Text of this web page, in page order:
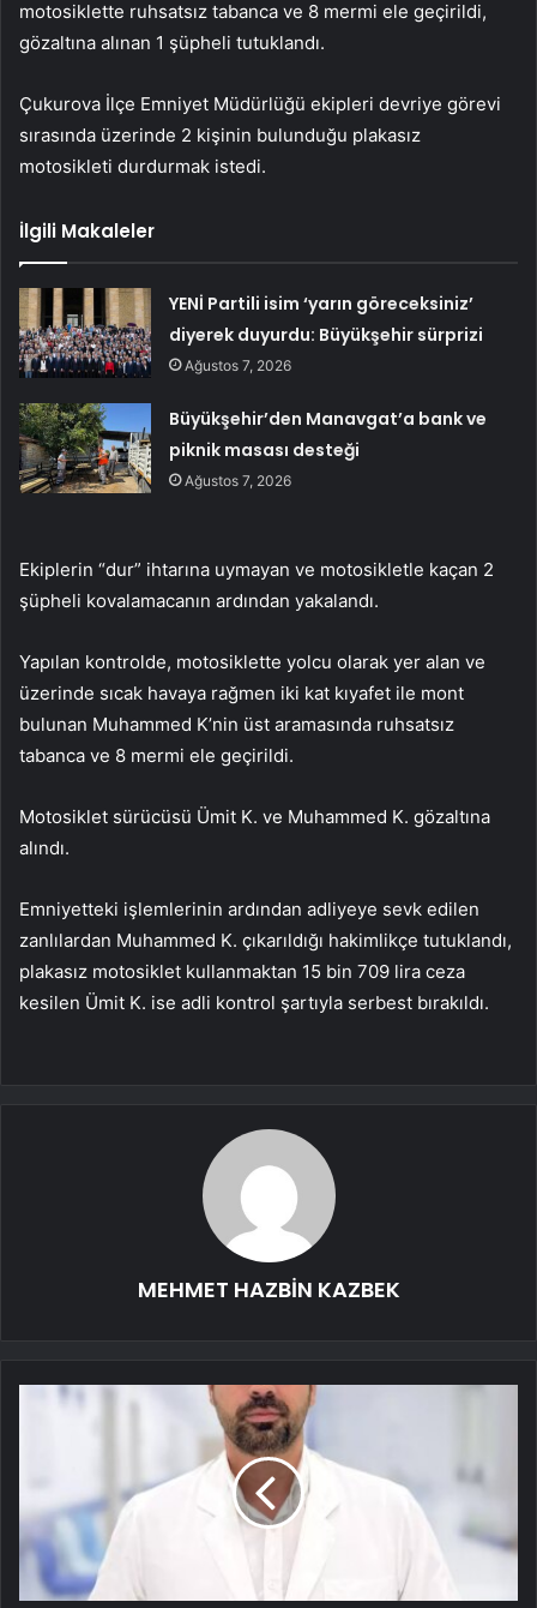
motosiklette ruhsatsız tabanca ve 8 mermi ele geçirildi,
gözaltına alınan 1 şüpheli tutuklandı.
Çukurova İlçe Emniyet Müdürlüğü ekipleri devriye görevi
sırasında üzerinde 2 kişinin bulunduğu plakasız
motosikleti durdurmak istedi.
İlgili Makaleler
YENİ Partili isim ‘yarın göreceksiniz’
diyerek duyurdu: Büyükşehir sürprizi
Ağustos 7, 2026
Büyükşehir’den Manavgat’a bank ve
piknik masası desteği
Ağustos 7, 2026
Ekiplerin “dur” ihtarına uymayan ve motosikletle kaçan 2
şüpheli kovalamacanın ardından yakalandı.
Yapılan kontrolde, motosiklette yolcu olarak yer alan ve
üzerinde sıcak havaya rağmen iki kat kıyafet ile mont
bulunan Muhammed K’nin üst aramasında ruhsatsız
tabanca ve 8 mermi ele geçirildi.
Motosiklet sürücüsü Ümit K. ve Muhammed K. gözaltına
alındı.
Emniyetteki işlemlerinin ardından adliyeye sevk edilen
zanlılardan Muhammed K. çıkarıldığı hakimlikçe tutuklandı,
plakasız motosiklet kullanmaktan 15 bin 709 lira ceza
kesilen Ümit K. ise adli kontrol şartıyla serbest bırakıldı.
MEHMET HAZBİN KAZBEK